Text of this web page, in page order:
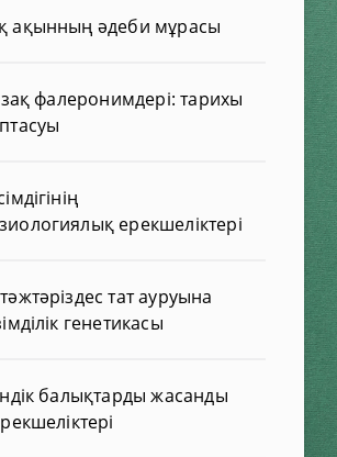
ақынның әдеби мұрасы
фалеронимдері: тарихы
ерекшеліктері
тат ауруына
генетикасы
балықтарды жасанды